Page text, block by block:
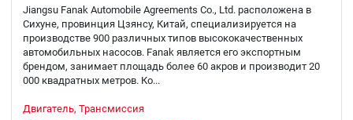
Jiangsu Fanak Automobile Agreements Co., Ltd. расположена в
Сихуне, провинция Цзянсу, Китай, специализируется на
производстве 900 различных типов высококачественных
автомобильных насосов. Fanak является его экспортным
брендом, занимает площадь более 60 акров и производит 20
000 квадратных метров. Ко...
Двигатель, Трансмиссия